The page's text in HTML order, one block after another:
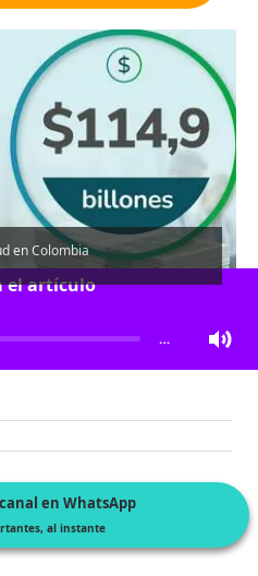
en Colombia
el artículo
…
en WhatsApp
al instante